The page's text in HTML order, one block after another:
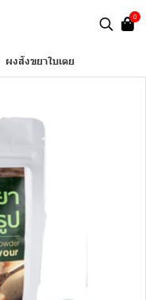
0
ผงสังขยาใบเตย